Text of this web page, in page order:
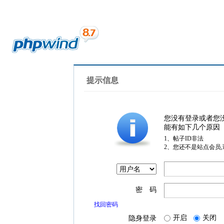
提示信息
您没有登录或者您
能有如下几个原因
1、帖子ID非法
2、您还不是站点会员
密 码
找回密码
隐身登录 开启 关闭